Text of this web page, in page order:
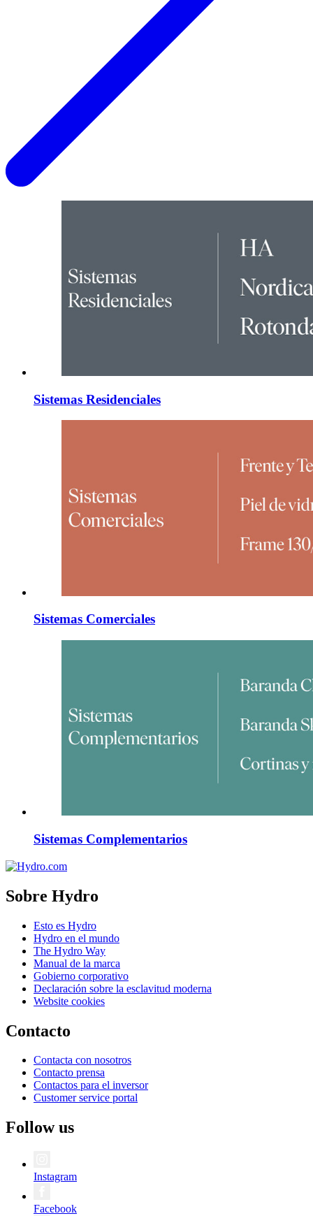
Sistemas Residenciales
Sistemas Comerciales
Sistemas Complementarios
Sobre Hydro
Esto es Hydro
Hydro en el mundo
The Hydro Way
Manual de la marca
Gobierno corporativo
Declaración sobre la esclavitud moderna
Website cookies
Contacto
Contacta con nosotros
Contacto prensa
Contactos para el inversor
Customer service portal
Follow us
Instagram
Facebook